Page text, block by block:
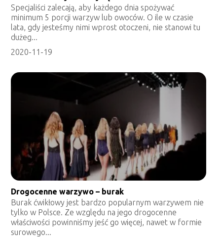
Specjaliści zalecają, aby każdego dnia spożywać
minimum 5 porcji warzyw lub owoców. O ile w czasie
lata, gdy jesteśmy nimi wprost otoczeni, nie stanowi tu
dużeg...
2020-11-19
Drogocenne warzywo – burak
Burak ćwikłowy jest bardzo popularnym warzywem nie
tylko w Polsce. Ze względu na jego drogocenne
właściwości powinniśmy jeść go więcej, nawet w formie
surowego...